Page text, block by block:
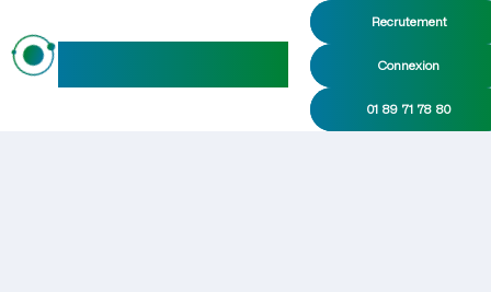
Recrutement
Connexion
01 89 71 78 80